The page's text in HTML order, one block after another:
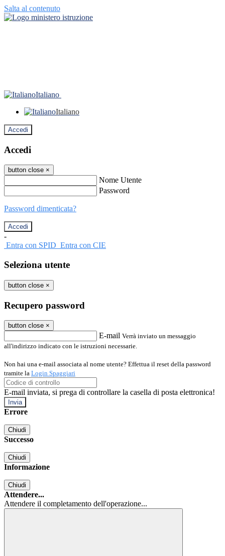
Salta al contenuto
Italiano
Italiano
Accedi
Accedi
button close ×
Nome Utente
Password
Password dimenticata?
-
Entra con SPID Entra con CIE
Seleziona utente
button close ×
Recupero password
button close ×
E-mail Verrà inviato un messaggio
all'indirizzo indicato con le istruzioni necessarie.
Non hai una e-mail associata al nome utente? Effettua il reset della password
tramite la Login Spaggiari
E-mail inviata, si prega di controllare la casella di posta elettronica!
Errore
Chiudi
Successo
Chiudi
Informazione
Chiudi
Attendere...
Attendere il completamento dell'operazione...